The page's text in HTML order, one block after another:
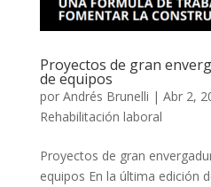
Proyectos de gran
de equipos
por Andrés Brunelli | Abr 2,
Rehabilitación laboral
Proyectos de gran
equipos En la última edición